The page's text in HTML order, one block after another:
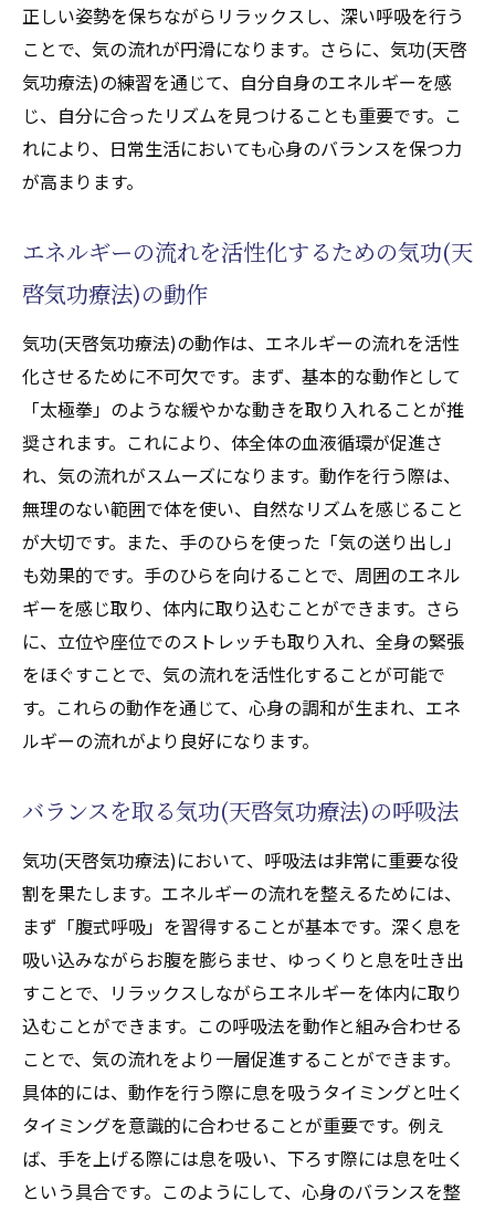
忙しい現代社会で気功(天啓気功療法)を活用
する方法
気功(天啓気功療法)の効果を最大限に引き出
すために
気功(天啓気功療法)の呼吸法がもたらすエネル
ギーの流れを整える効果
気功(天啓気功療法)の呼吸法でエネルギーを
調整する
気功(天啓気功療法)の呼吸法でリラクゼーシ
ョンを促進
エネルギーの流れを整えるための呼吸の重
要性
呼吸法を習得するための練習方法
日常生活で気功(天啓気功療法)の呼吸法を活
かすポイント
気功(天啓気功療法)を日常に取り入れることで
心と体に活力を与える方法
日常的に気功(天啓気功療法)を取り入れるた
めのステップ
気功(天啓気功療法)で生活の質を向上させる
活力を与える気功(天啓気功療法)の実践例
ト
日常生活で気功(天啓気功療法)の恩恵を受け
るために
心と体に活力を与える気功(天啓気功療法)の
秘訣
エネルギー管理における気功(天啓気功療法)の
重要性健康維持の新常識
エネルギー管理の基礎知識
気功(天啓気功療法)がもたらす健康への影響
エネルギー管理における気功(天啓気功療法)
正しい姿勢を保ちながらリラックスし、深い呼吸を行う
ことで、気の流れが円滑になります。さらに、気功(天啓
気功療法)の練習を通じて、自分自身のエネルギーを感
じ、自分に合ったリズムを見つけることも重要です。こ
れにより、日常生活においても心身のバランスを保つ力
が高まります。
エネルギーの流れを活性化するための気功(天
啓気功療法)の動作
気功(天啓気功療法)の動作は、エネルギーの流れを活性
化させるために不可欠です。まず、基本的な動作として
「太極拳」のような緩やかな動きを取り入れることが推
奨されます。これにより、体全体の血液循環が促進さ
れ、気の流れがスムーズになります。動作を行う際は、
無理のない範囲で体を使い、自然なリズムを感じること
が大切です。また、手のひらを使った「気の送り出し」
も効果的です。手のひらを向けることで、周囲のエネル
ギーを感じ取り、体内に取り込むことができます。さら
に、立位や座位でのストレッチも取り入れ、全身の緊張
をほぐすことで、気の流れを活性化することが可能で
す。これらの動作を通じて、心身の調和が生まれ、エネ
ルギーの流れがより良好になります。
バランスを取る気功(天啓気功療法)の呼吸法
気功(天啓気功療法)において、呼吸法は非常に重要な役
割を果たします。エネルギーの流れを整えるためには、
まず「腹式呼吸」を習得することが基本です。深く息を
吸い込みながらお腹を膨らませ、ゆっくりと息を吐き出
すことで、リラックスしながらエネルギーを体内に取り
込むことができます。この呼吸法を動作と組み合わせる
ことで、気の流れをより一層促進することができます。
具体的には、動作を行う際に息を吸うタイミングと吐く
タイミングを意識的に合わせることが重要です。例え
ば、手を上げる際には息を吸い、下ろす際には息を吐く
という具合です。このようにして、心身のバランスを整